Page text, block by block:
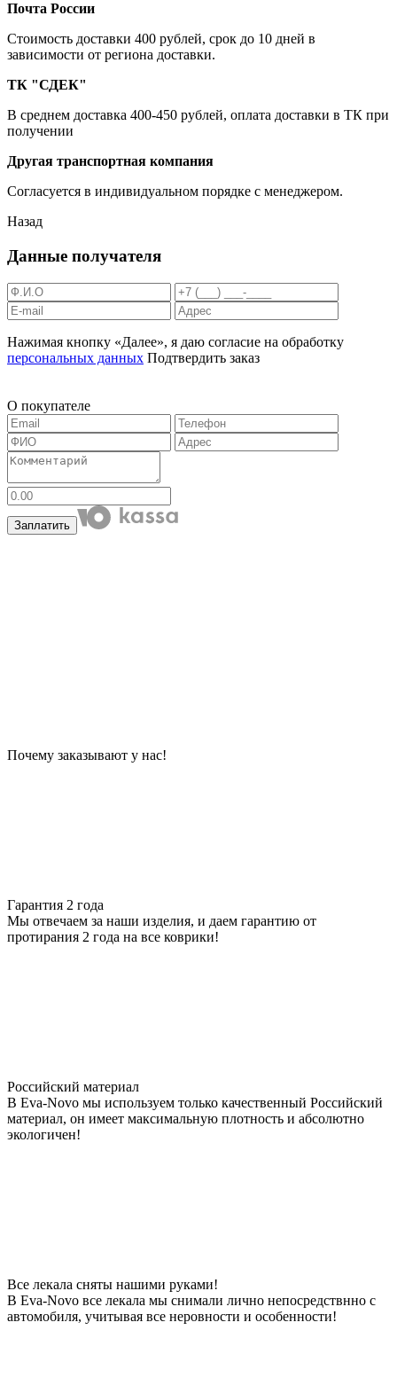
Почта России
Cтоимость доставки 400 рублей, срок до 10 дней в
зависимости от региона доставки.
ТК "СДЕК"
В среднем доставка 400-450 рублей, оплата доставки в ТК при
получении
Другая транспортная компания
Согласуется в индивидуальном порядке с менеджером.
Назад
Данные получателя
Нажимая кнопку «Далее», я даю согласие на обработку
персональных данных Подтвердить заказ
О покупателе
Заплатить
Почему заказывают у нас!
Гарантия 2 года
Мы отвечаем за наши изделия, и даем гарантию от
протирания 2 года на все коврики!
Российский материал
В Eva-Novo мы используем только качественный Российский
материал, он имеет максимальную плотность и абсолютно
экологичен!
Все лекала сняты нашими руками!
В Eva-Novo все лекала мы снимали лично непосредствнно с
автомобиля, учитывая все неровности и особенности!